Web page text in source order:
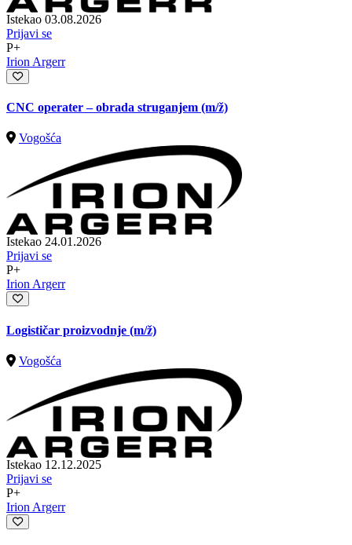
Istekao 03.08.2026
Prijavi se
P+
Irion Argerr
CNC operater – obrada struganjem (m/ž)
Vogošća
Istekao 24.01.2026
Prijavi se
P+
Irion Argerr
Logističar proizvodnje (m/ž)
Vogošća
Istekao 12.12.2025
Prijavi se
P+
Irion Argerr